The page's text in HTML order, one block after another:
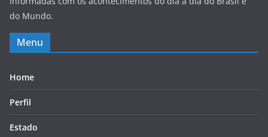
do Mundo.
Menu
Home
Perfil
Estado